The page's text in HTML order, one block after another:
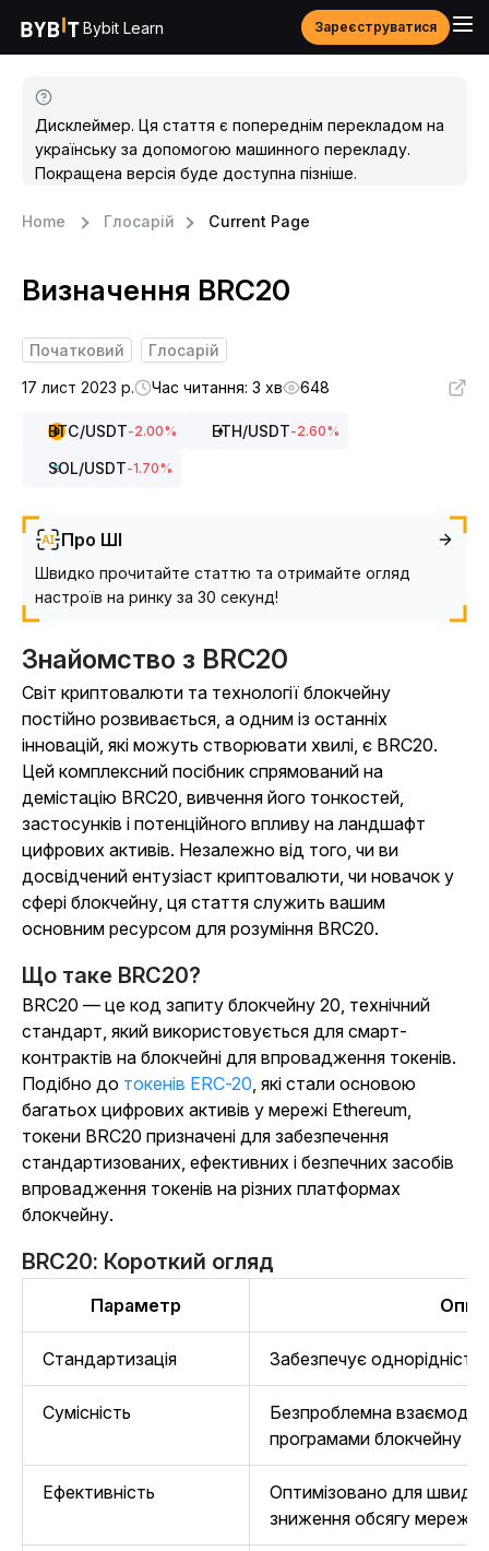
Bybit Learn Зареєструватися
Дисклеймер. Ця стаття є попереднім перекладом на
українську за допомогою машинного перекладу.
Покращена версія буде доступна пізніше.
Home Глосарій Current Page
Визначення BRC20
Початковий
Глосарій
17 лист 2023 р.
Час читання: 3 хв 648
BTC/USDT-2.00% ETH/USDT-2.60%
SOL/USDT-1.70%
Про ШІ
Швидко прочитайте статтю та отримайте огляд
настроїв на ринку за 30 секунд!
Знайомство з BRC20
Світ криптовалюти та технології блокчейну
постійно розвивається, а одним із останніх
інновацій, які можуть створювати хвилі, є BRC20.
Цей комплексний посібник спрямований на
демістацію BRC20, вивчення його тонкостей,
застосунків і потенційного впливу на ландшафт
цифрових активів. Незалежно від того, чи ви
досвідчений ентузіаст криптовалюти, чи новачок у
сфері блокчейну, ця стаття служить вашим
основним ресурсом для розуміння BRC20.
Що таке BRC20?
BRC20 — це код запиту блокчейну 20, технічний
стандарт, який використовується для смарт-
контрактів на блокчейні для впровадження токенів.
Подібно до токенів ERC-20, які стали основою
багатьох цифрових активів у мережі Ethereum,
токени BRC20 призначені для забезпечення
стандартизованих, ефективних і безпечних засобів
впровадження токенів на різних платформах
блокчейну.
BRC20: Короткий огляд
Параметр Опис
Стандартизація Забезпечує однорідність
Сумісність
Безпроблемна взаємодія
програмами блокчейну
Ефективність
Оптимізовано для
зниження обсягу мережі